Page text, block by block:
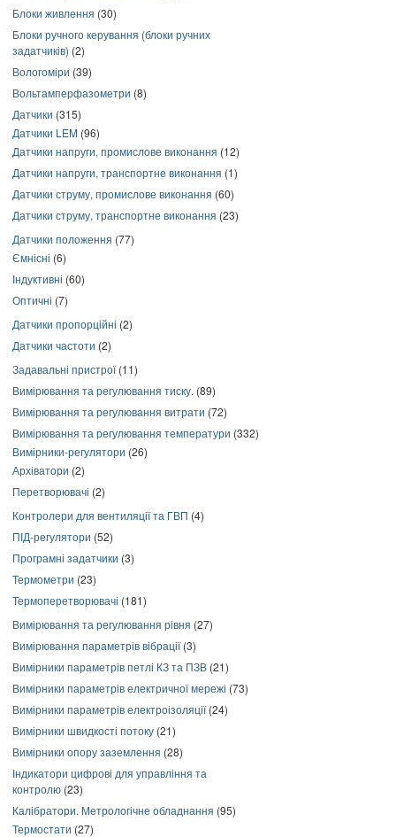
Блоки живлення (30)
Блоки ручного керування (блоки ручних
задатчиків) (2)
Вологоміри (39)
Вольтамперфазометри (8)
Датчики (315)
Датчики LEM (96)
Датчики напруги, промислове виконання (12)
Датчики напруги, транспортне виконання (1)
Датчики струму, промислове виконання (60)
Датчики струму, транспортне виконання (23)
Датчики положення (77)
Ємнісні (6)
Індуктивні (60)
Оптичні (7)
Датчики пропорційні (2)
Датчики частоти (2)
Задавальні пристрої(11)
Вимірювання та регулювання тиску. (89)
Вимірювання та регулювання витрати (72)
Вимірювання та регулювання температури (332)
Вимірники-регулятори (26)
Архіватори (2)
Перетворювачі (2)
Контролери для вентиляції та ГВП (4)
ПІД-регулятори (52)
Програмні задатчики (3)
Термометри (23)
Термоперетворювачі (181)
Вимірювання та регулювання рівня (27)
Вимірювання параметрів вібрації(3)
Вимірники параметрів петлі КЗ та ПЗВ (21)
Вимірники параметрів електричної мережі (73)
Вимірники параметрів електроізоляції(24)
Вимірники швидкості потоку (21)
Вимірники опору заземлення (28)
Індикатори цифрові для управління та
контролю (23)
Калібратори. Метрологічне обладнання (95)
Термостати (27)